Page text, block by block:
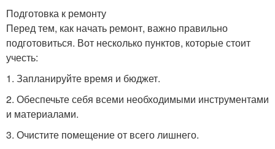
Подготовка к ремонту
Перед тем, как начать ремонт, важно правильно
подготовиться. Вот несколько пунктов, которые стоит
учесть:
1. Запланируйте время и бюджет.
2. Обеспечьте себя всеми необходимыми инструментами
и материалами.
3. Очистите помещение от всего лишнего.